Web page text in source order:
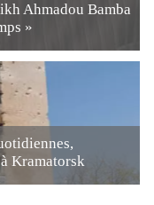
Ahmadou Bamba
»
Kramatorsk